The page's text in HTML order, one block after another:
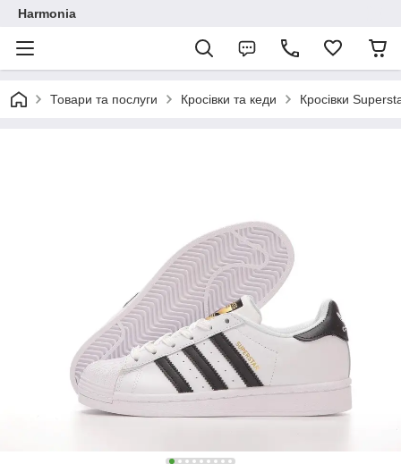
Harmonia
Товари та послуги Кросівки та кеди Кросівки